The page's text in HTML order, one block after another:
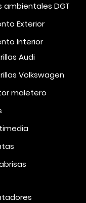
ambientales DGT
Exterior
Interior
Audi
Volkswagen
maletero